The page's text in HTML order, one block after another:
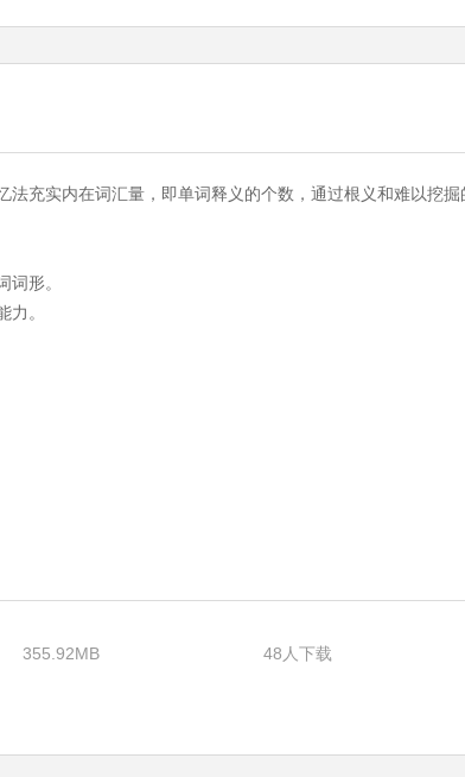
充实内在词汇量，即单词释义的个数，通过根义和难以挖
形。
。
355.92MB 48人下载